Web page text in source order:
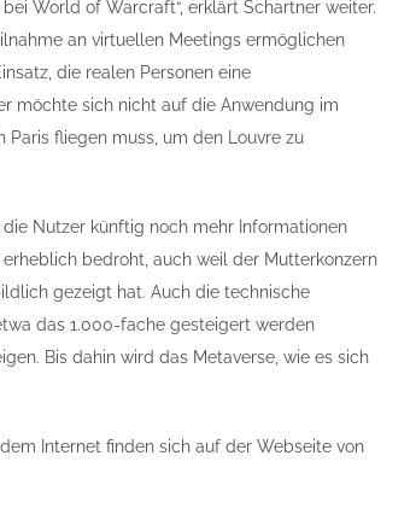
World of Warcraft“, erklärt Schartner weiter.
an virtuellen Meetings ermöglichen
die realen Personen eine
möchte sich nicht auf die Anwendung im
fliegen muss, um den Louvre zu
Nutzer künftig noch mehr Informationen
bedroht, auch weil der Mutterkonzern
gezeigt hat. Auch die technische
das 1.000-fache gesteigert werden
Bis dahin wird das Metaverse, wie es sich
Internet finden sich auf der Webseite von